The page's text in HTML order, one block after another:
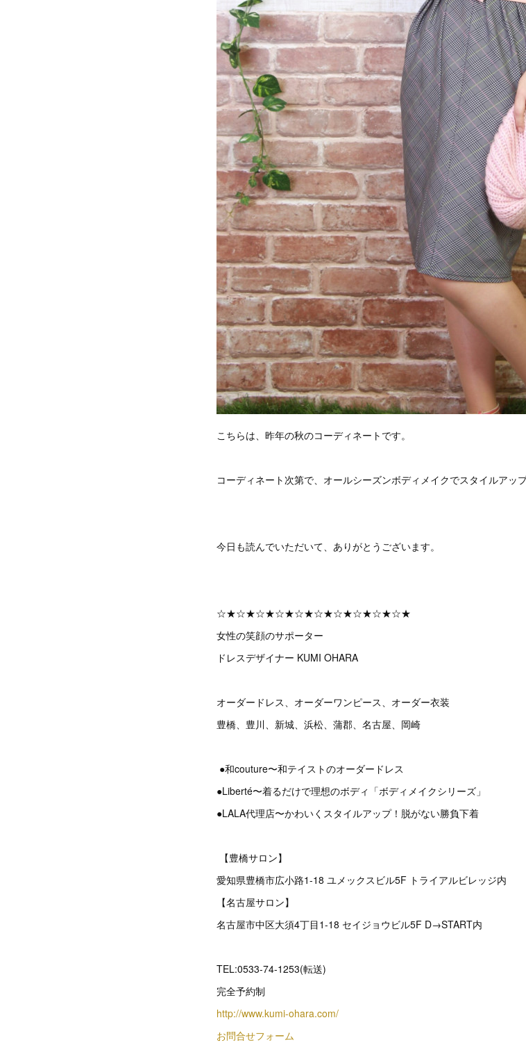
こちらは、昨年の秋のコーディネートです。
コーディネート次第で、オールシーズンボディメイクでスタイルアッ
今日も読んでいただいて、ありがとうございます。
☆★☆★☆★☆★☆★☆★☆★☆★☆★☆★
女性の笑顔のサポーター
ドレスデザイナー KUMI OHARA
オーダードレス、オーダーワンピース、オーダー衣装
豊橋、豊川、新城、浜松、蒲郡、名古屋、岡崎
●和couture〜和テイストのオーダードレス
●Liberté〜着るだけで理想のボディ「ボディメイクシリーズ」
●LALA代理店〜かわいくスタイルアップ！脱がない勝負下着
【豊橋サロン】
愛知県豊橋市広小路1-18 ユメックスビル5F トライアルビレッジ内
【名古屋サロン】
名古屋市中区大須4丁目1-18 セイジョウビル5F D→START内
TEL:0533-74-1253(転送)
完全予約制
http://www.kumi-ohara.com/
お問合せフォーム